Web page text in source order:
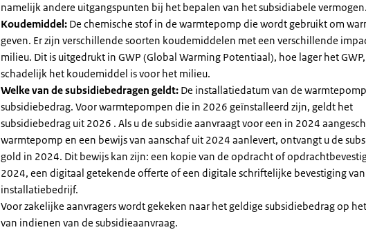
namelijk andere uitgangspunten bij het bepalen van het subsidiabele vermogen.
Koudemiddel: De chemische stof in de warmtepomp die wordt gebruikt om
geven. Er zijn verschillende soorten koudemiddelen met een verschillende
milieu. Dit is uitgedrukt in GWP (Global Warming Potentiaal), hoe lager het
schadelijk het koudemiddel is voor het milieu.
Welke van de subsidiebedragen geldt: De installatiedatum van de
subsidiebedrag. Voor warmtepompen die in 2026 geïnstalleerd zijn, geldt het
subsidiebedrag uit 2026 . Als u de subsidie aanvraagt voor een in 2024
warmtepomp en een bewijs van aanschaf uit 2024 aanlevert, ontvangt u de
gold in 2024. Dit bewijs kan zijn: een kopie van de opdracht of
2024, een digitaal getekende offerte of een digitale schriftelijke bevestiging
installatiebedrijf.
Voor zakelijke aanvragers wordt gekeken naar het geldige subsidiebedrag op
van indienen van de subsidieaanvraag.